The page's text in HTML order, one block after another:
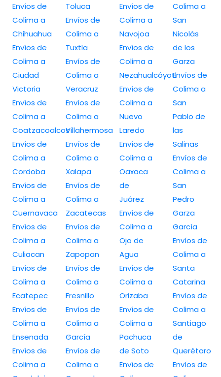
Envíos de
Colima a
Chihuahua
Envíos de
Colima a
Ciudad
Victoria
Envíos de
Colima a
Coatzacoalcos
Envíos de
Colima a
Cordoba
Envíos de
Colima a
Cuernavaca
Envíos de
Colima a
Culiacan
Envíos de
Colima a
Ecatepec
Envíos de
Colima a
Ensenada
Envíos de
Colima a
Toluca
Envíos de
Colima a
Tuxtla
Envíos de
Colima a
Veracruz
Envíos de
Colima a
Villahermosa
Envíos de
Colima a
Xalapa
Envíos de
Colima a
Zacatecas
Envíos de
Colima a
Zapopan
Envíos de
Colima a
Fresnillo
Envíos de
Colima a
García
Envíos de
Colima a
Envíos de
Colima a
Navojoa
Envíos de
Colima a
Nezahualcóyotl
Envíos de
Colima a
Nuevo
Laredo
Envíos de
Colima a
Oaxaca
de
Juárez
Envíos de
Colima a
Ojo de
Agua
Envíos de
Colima a
Orizaba
Envíos de
Colima a
Pachuca
de Soto
Envíos de
Colima a
San
Nicolás
de los
Garza
Envíos de
Colima a
San
Pablo de
las
Salinas
Envíos de
Colima a
San
Pedro
Garza
García
Envíos de
Colima a
Santa
Catarina
Envíos de
Colima a
Santiago
de
Querétaro
Envíos de